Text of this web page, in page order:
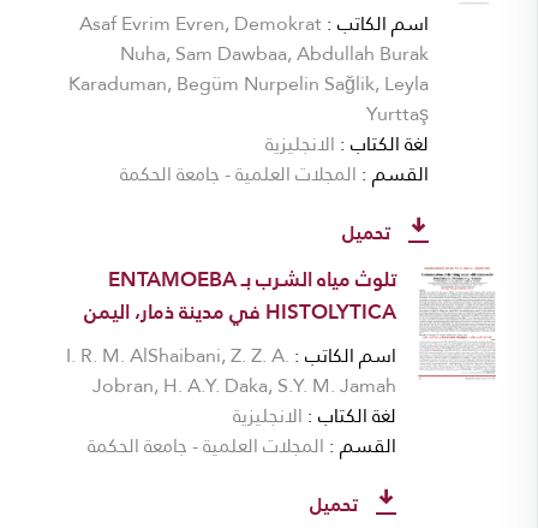
اسم الكاتب Asaf Evrim Evren, Demokrat
Nuha, Sam Dawbaa, Abdullah Burak
Karaduman, Begüm Nurpelin Sağlik, Leyla
Yurttaş
لغة الكتاب الانجليزية
القسم المجلات العلمية - جامعة الحكمة
تحميل
تلوث مياه الشرب بـ ENTAMOEBA
HISTOLYTICA في مدينة ذمار، اليمن
اسم الكاتب I. R. M. AlShaibani, Z. Z. A.
Jobran, H. A.Y. Daka, S.Y. M. Jamah
لغة الكتاب الانجليزية
القسم المجلات العلمية - جامعة الحكمة
تحميل